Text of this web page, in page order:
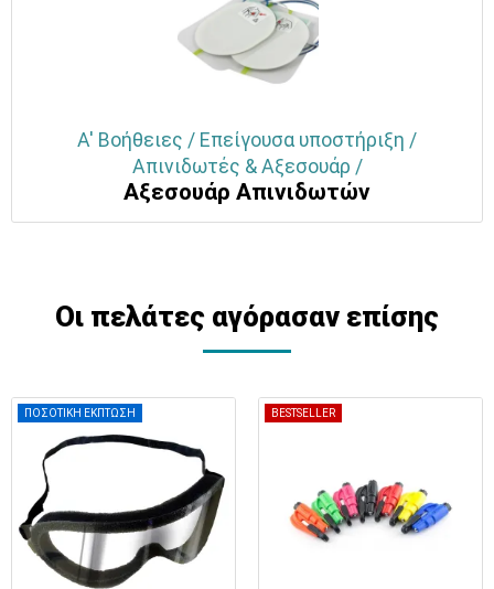
Α' Βοήθειες / Επείγουσα υποστήριξη /
Απινιδωτές & Αξεσουάρ /
Αξεσουάρ Απινιδωτών
Οι πελάτες αγόρασαν επίσης
ΠΟΣΟΤΙΚΗ ΕΚΠΤΩΣΗ BESTSELLER